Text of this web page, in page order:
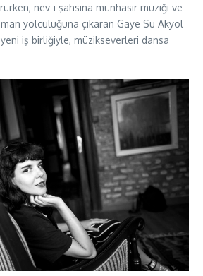
nev-i şahsına münhasır müziği ve
yolculuğuna çıkaran Gaye Su Akyol
iş birliğiyle, müzikseverleri dansa